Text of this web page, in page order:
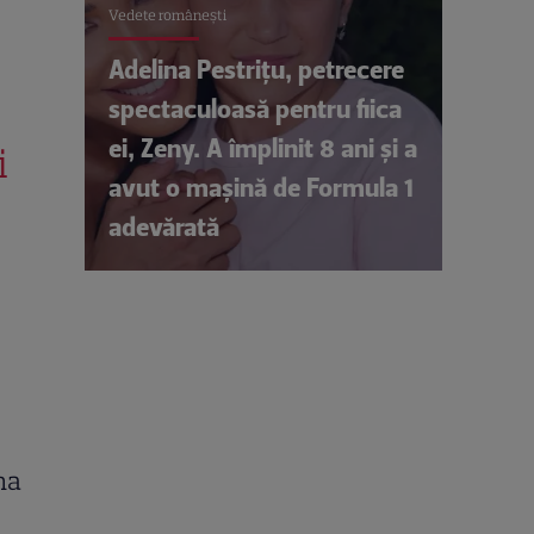
Vedete româneşti
Adelina Pestrițu, petrecere
spectaculoasă pentru fiica
ei, Zeny. A împlinit 8 ani și a
avut o mașină de Formula 1
adevărată